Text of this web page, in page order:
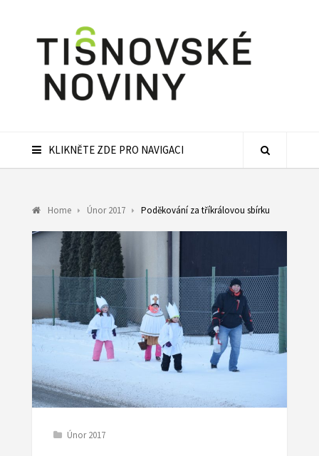
KLIKNĚTE ZDE PRO NAVIGACI
Home Únor 2017 Poděkování za tříkrálovou sbírku
Únor 2017